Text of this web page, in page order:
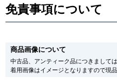
求人情報
銀座中央通り店
商品画像について
中古品、アンティーク品につきまして
着用画像はイメージとなりますので現
免責事項について
メーカー保護シールの有無に個体差がご
また、メーカーにてマイナーチェンジが
の仕様で販売させていただきますので予
尚、中古品、アンティーク品につきまし